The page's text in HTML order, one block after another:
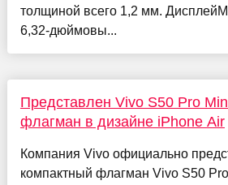
толщиной всего 1,2 мм.
6,32-дюймовы...
Представлен Vivo S50 Pro
флагман в дизайне iPhone Air
Компания Vivo официально
компактный флагман Vivo S50